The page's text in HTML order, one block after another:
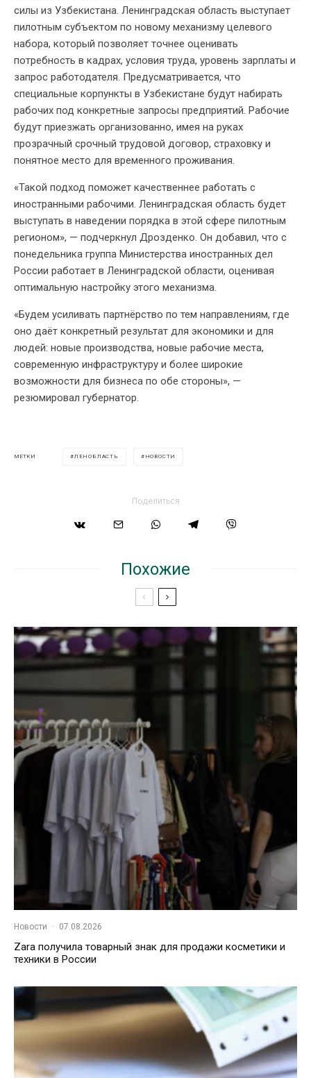
силы из Узбекистана. Ленинградская область выступает
пилотным субъектом по новому механизму целевого
набора, который позволяет точнее оценивать
потребность в кадрах, условия труда, уровень зарплаты и
запрос работодателя. Предусматривается, что
специальные корпункты в Узбекистане будут набирать
рабочих под конкретные запросы предприятий. Рабочие
будут приезжать организованно, имея на руках
прозрачный срочный трудовой договор, страховку и
понятное место для временного проживания.
«Такой подход поможет качественнее работать с
иностранными рабочими. Ленинградская область будет
выступать в наведении порядка в этой сфере пилотным
регионом», — подчеркнул Дрозденко. Он добавил, что с
понедельника группа Министерства иностранных дел
России работает в Ленинградской области, оценивая
оптимальную настройку этого механизма.
«Будем усиливать партнёрство по тем направлениям, где
оно даёт конкретный результат для экономики и для
людей: новые производства, новые рабочие места,
современную инфраструктуру и более широкие
возможности для бизнеса по обе стороны», —
резюмировал губернатор.
МЕТКИ ЛЕНОБЛАСТЬ НОВОСТИ
Поделиться
Похожие
Новости · 07.08.2026
Zara получила товарный знак для продажи косметики и
техники в России